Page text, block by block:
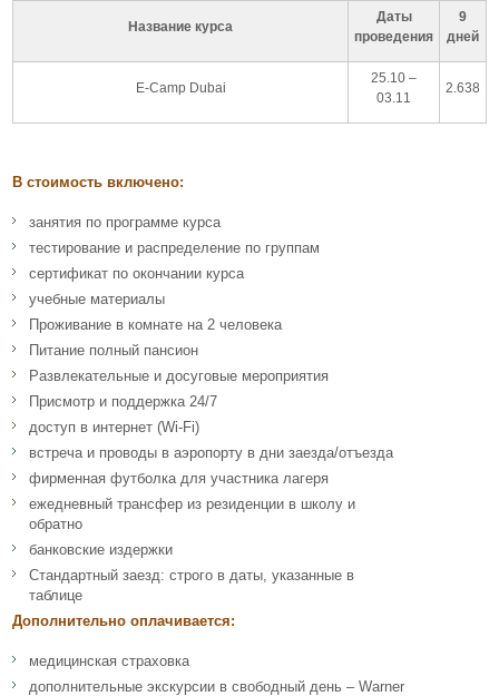
Название курса
Даты
проведения
9
дней
E-Camp Dubai
25.10 –
03.11
2.638
В стоимость включено:
занятия по программе курса
тестирование и распределение по группам
сертификат по окончании курса
учебные материалы
Проживание в комнате на 2 человека
Питание полный пансион
Развлекательные и досуговые мероприятия
Присмотр и поддержка 24/7
доступ в интернет (Wi-Fi)
встреча и проводы в аэропорту в дни заезда/отъезда
фирменная футболка для участника лагеря
ежедневный трансфер из резиденции в школу и
обратно
банковские издержки
Стандартный заезд: строго в даты, указанные в
таблице
Дополнительно оплачивается:
медицинская страховка
дополнительные экскурсии в свободный день – Warner